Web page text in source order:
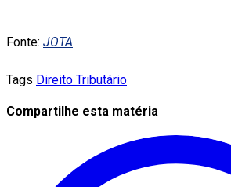
Fonte: JOTA
Tags Direito Tributário
Compartilhe esta matéria